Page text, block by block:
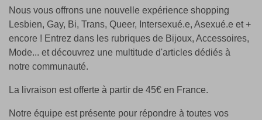
Nous vous offrons une nouvelle expérience shopping
Lesbien, Gay, Bi, Trans, Queer, Intersexué.e, Asexué.e et +
encore ! Entrez dans les rubriques de Bijoux, Accessoires,
Mode... et découvrez une multitude d'articles dédiés à
notre communauté.
La livraison est offerte à partir de 45€ en France.
Notre équipe est présente pour répondre à toutes vos